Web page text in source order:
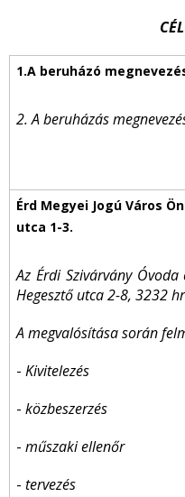
2. A beruházás
Az Érdi Szivárvány
Hegesztő utca 2-8, 3232
A megvalósítása során
- Kivitelezés
- közbeszerzés
- műszaki ellenőr
- tervezés